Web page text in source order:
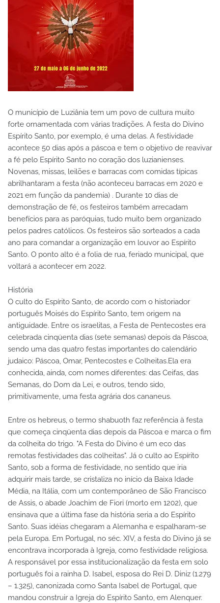
O município de Luziânia tem um povo de cultura muito
forte ornamentada com várias tradições. A festa do Divino
Espírito Santo, por exemplo, é uma delas. A festividade
acontece 50 dias após a páscoa e tem o objetivo de reavivar
a fé pelo Espírito Santo no coração dos luzianienses.
Novenas, missas, leilões e barracas com comidas típicas
abrilhantaram a festa (não aconteceu barracas em 2020 e
2021 em função da pandemia) . Durante 10 dias de
demonstração de fé, os festeiros também arrecadam
benefícios para as paróquias, tudo muito bem organizado
pelos padres católicos. Os festeiros são sorteados a cada
ano para comandar a organização em louvor ao Espírito
Santo. O ponto alto é a folia de rua, feriado municipal, que
voltará a acontecer em 2022.
História
O culto do Espírito Santo, de acordo com o historiador
português Moisés do Espírito Santo, tem origem na
antiguidade. Entre os israelitas, a Festa de Pentecostes era
celebrada cinqüenta dias (sete semanas) depois da Páscoa,
sendo uma das quatro festas importantes do calendário
judaico: Páscoa, Omar, Pentecostes e Colheitas.Ela era
conhecida, ainda, com nomes diferentes: das Ceifas, das
Semanas, do Dom da Lei, e outros, tendo sido,
primitivamente, uma festa agrária dos cananeus.
Entre os hebreus, o termo shabuoth faz referência à festa
que começa cinqüenta dias depois da Páscoa e marca o fim
da colheita do trigo. "A Festa do Divino é um eco das
remotas festividades das colheitas". Já o culto ao Espírito
Santo, sob a forma de festividade, no sentido que iria
adquirir mais tarde, se cristaliza no início da Baixa Idade
Média, na Itália, com um contemporâneo de São Francisco
de Assis, o abade Joachim de Fiori (morto em 1202), que
ensinava que a última fase da história seria a do Espírito
Santo. Suas idéias chegaram a Alemanha e espalharam-se
pela Europa. Em Portugal, no séc. XIV, a festa do Divino já se
encontrava incorporada à Igreja, como festividade religiosa.
A responsável por essa institucionalização da festa em solo
português foi a rainha D. Isabel, esposa do Rei D. Diniz (1.279
– 1.325), canonizada como Santa Isabel de Portugal, que
mandou construir a Igreja do Espírito Santo, em Alenquer.